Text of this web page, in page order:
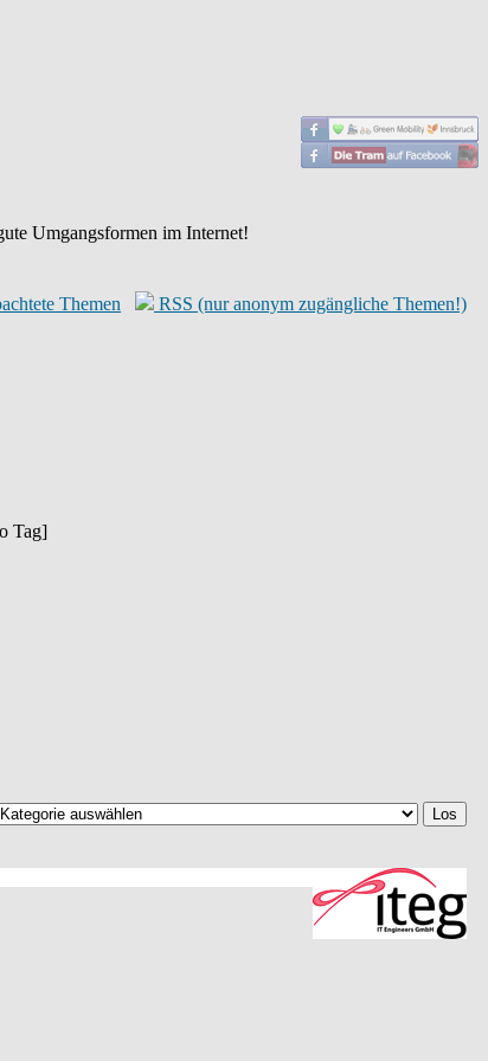
Umgangsformen im Internet!
Themen RSS (nur anonym zugängliche Themen!)
Tag]